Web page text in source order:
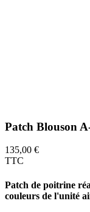
Patch Blouson
135,00 €
TTC
Patch de poitrine
couleurs de l'unité